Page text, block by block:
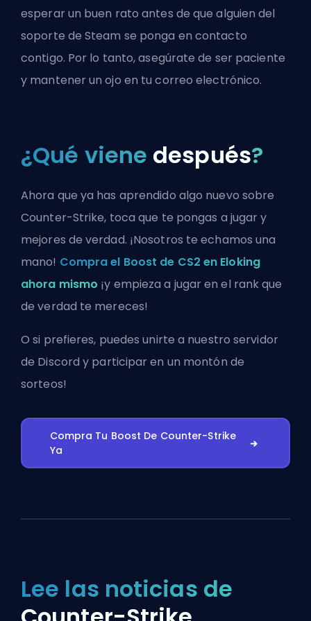
esperar un buen rato antes de que alguien del
soporte de Steam se ponga en contacto
contigo. Por lo tanto, asegúrate de ser paciente
y mantener un ojo en tu correo electrónico.
¿Qué viene después?
Ahora que ya has aprendido algo nuevo sobre
Counter-Strike, toca que te pongas a jugar y
mejores de verdad. ¡Nosotros te echamos una
mano! Compra el Boost de CS2 en Eloking
ahora mismo ¡y empieza a jugar en el rank que
de verdad te mereces!
O si prefieres, puedesunirte a nuestro servidor
de Discord y participar en un montón de
sorteos!
Compra Tu Boost De Counter-Strike
Ya
Lee las noticias de